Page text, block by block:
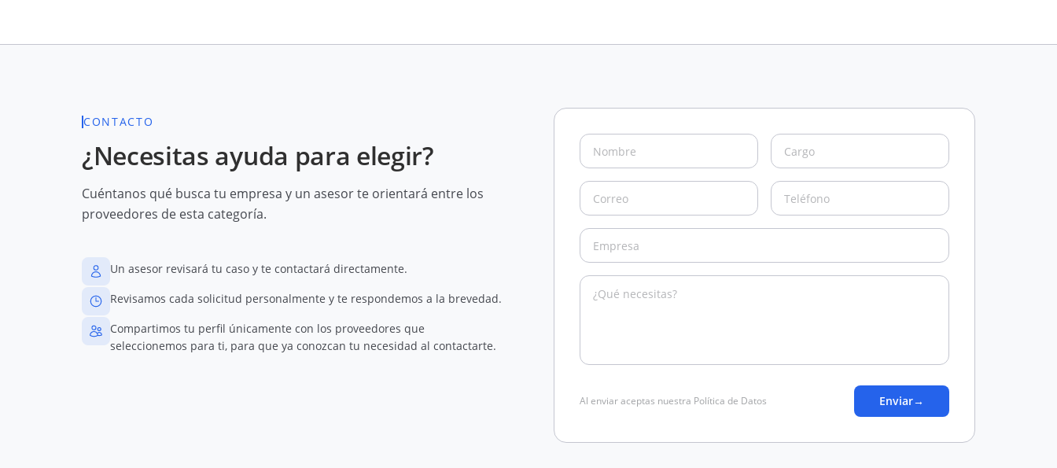
CONTACTO
¿Necesitas ayuda para elegir?
Cuéntanos qué busca tu empresa y un asesor te orientará entre los
proveedores de esta categoría.
Un asesor revisará tu caso y te contactará directamente.
Revisamos cada solicitud personalmente y te respondemos a la brevedad.
Compartimos tu perfil únicamente con los proveedores que
seleccionemos para ti, para que ya conozcan tu necesidad al contactarte.
Al enviar aceptas nuestra Política de Datos Enviar→